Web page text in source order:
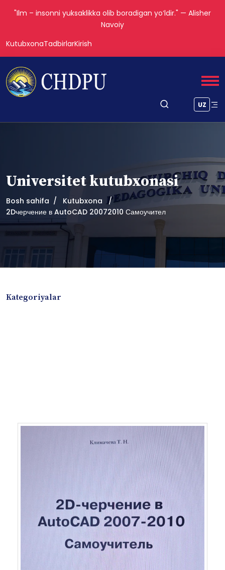
"Ilm – insonni yuksaklikka olib boradigan yoʻldir." — Alisher
Navoiy
KutubxonaTadbirlarKirish
UZ
Universitet kutubxonasi
Bosh sahifa
Kutubxona
2Dчерчение в AutoCAD 20072010 Самоучител
Kategoriyalar